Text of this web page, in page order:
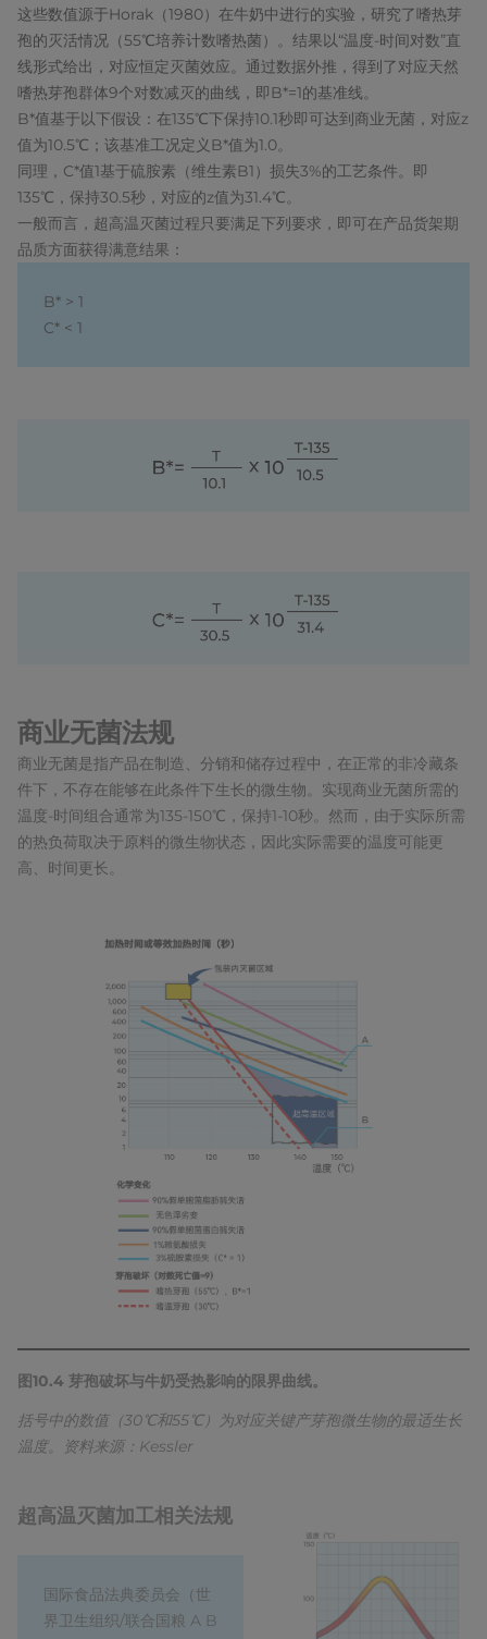
这些数值源于Horak（1980）在牛奶中进行的实验，研究了嗜热芽
孢的灭活情况（55℃培养计数嗜热菌）。结果以“温度-时间对数”直
线形式给出，对应恒定灭菌效应。通过数据外推，得到了对应天然
嗜热芽孢群体9个对数减灭的曲线，即B*=1的基准线。
B*值基于以下假设：在135℃下保持10.1秒即可达到商业无菌，对应z
值为10.5℃；该基准工况定义B*值为1.0。
同理，C*值1基于硫胺素（维生素B1）损失3%的工艺条件。即
135℃，保持30.5秒，对应的z值为31.4℃。
一般而言，超高温灭菌过程只要满足下列要求，即可在产品货架期
品质方面获得满意结果：
B* > 1
C* < 1
商业无菌法规
商业无菌是指产品在制造、分销和储存过程中，在正常的非冷藏条
件下，不存在能够在此条件下生长的微生物。实现商业无菌所需的
温度-时间组合通常为135-150℃，保持1-10秒。然而，由于实际所需
的热负荷取决于原料的微生物状态，因此实际需要的温度可能更
高、时间更长。
图10.4 芽孢破坏与牛奶受热影响的限界曲线。
括号中的数值（30℃和55℃）为对应关键产芽孢微生物的最适生长
温度。资料来源：Kessler
超高温灭菌加工相关法规
国际食品法典委员会（世
界卫生组织/联合国粮 A B